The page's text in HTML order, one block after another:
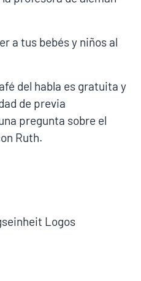
a tus bebés y niños al
del habla es gratuita y
de previa
pregunta sobre el
Ruth.